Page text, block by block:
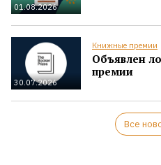
01.08.2026
30.07.2026
Книжные премии
Объявлен
премии
Все